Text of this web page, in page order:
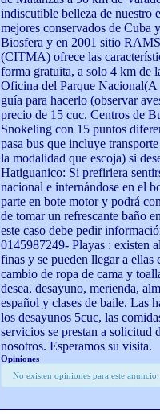
indiscutible belleza de nuestro
mejores conservados de Cuba
Biosfera y en 2001 sitio
(CITMA) ofrece las
forma gratuita, a solo 4 km de
Oficina del Parque Nacional(A
guía para hacerlo (observar
precio de 15 cuc. Centros de
Snokeling con 15 puntos
pasa bus que incluye
la modalidad que escoja) si
Hatiguanico: Si prefiriera
nacional e internándose en el
parte en bote motor y podrá
de tomar un refrescante baño
este caso debe pedir
0145987249- Playas : existen
finas y se pueden llegar a
cambio de ropa de cama y
desea, desayuno, merienda,
español y clases de baile. Las
los desayunos 5cuc, las
servicios se prestan a solicitud
nosotros. Esperamos su visita.
Opiniones
No existen opiniones para este